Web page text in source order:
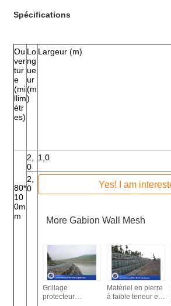
Spécifications
Ou
ver
tur
e
(mi
llim
ètr
es)
Lo
ng
ue
ur
(m
)
Largeur (m)
80*
10
0m
m
2,
0
1,0
2,
0
Yes! I am
More Gabion Wall Mesh
Grillage
protecteur
Matériel en pierre
à faible teneur en